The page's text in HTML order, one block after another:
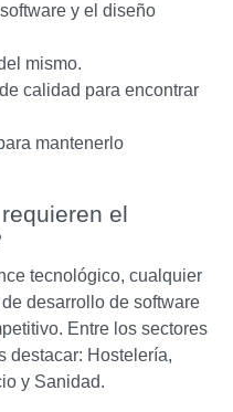
y el diseño
mismo.
calidad para encontrar
mantenerlo
el
tecnológico, cualquier
desarrollo de software
Entre los sectores
destacar: Hostelería,
y Sanidad.